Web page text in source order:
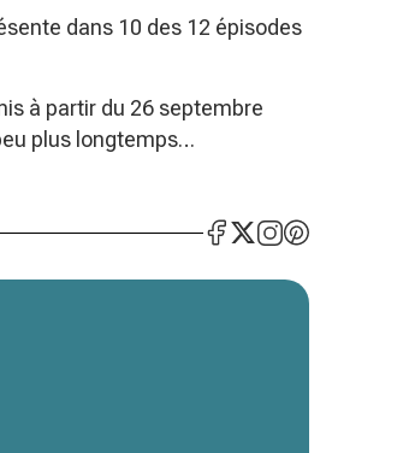
dans 10 des 12 épisodes
à partir du 26 septembre
plus longtemps…